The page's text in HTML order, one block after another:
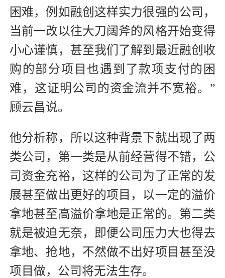
困难，例如融创这样实力很强的公司，
当前一改以往大刀阔斧的风格开始变得
小心谨慎，甚至我们了解到最近融创收
购的部分项目也遇到了款项支付的困
难，这证明公司的资金流并不宽裕。”
顾云昌说。
他分析称，所以这种背景下就出现了两
类公司，第一类是从前经营得不错，公
司资金充裕，这样的公司为了正常的发
展甚至做出更好的项目，以一定的溢价
拿地甚至高溢价拿地是正常的。第二类
就是被迫无奈，即便公司压力大也得去
拿地、抢地，不然做不出好项目甚至没
项目做，公司将无法生存。